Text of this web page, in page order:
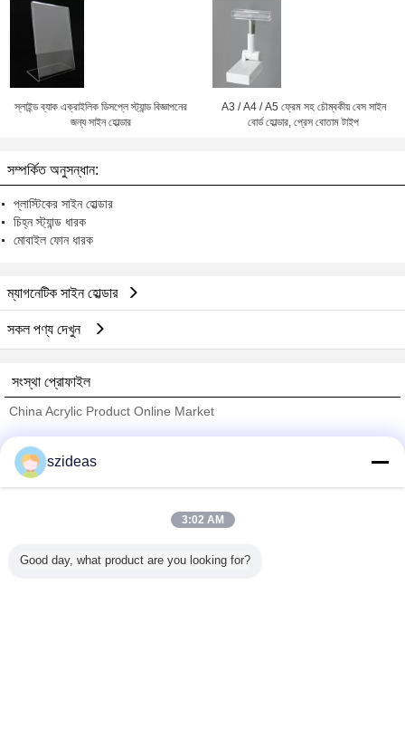
স্লাইন্ড ব্যাক এক্রাইলিক ডিসপ্লে স্ট্যান্ড বিজ্ঞাপনের
জন্য সাইন হোল্ডার
A3 / A4 / A5 ফ্রেম সহ চৌম্বকীয় বেস সাইন
বোর্ড হোল্ডার, প্রেস বোতাম টাইপ
সম্পর্কিত অনুসন্ধান:
প্লাস্টিকের সাইন হোল্ডার
চিহ্ন স্ট্যান্ড ধারক
মোবাইল ফোন ধারক
ম্যাগনেটিক সাইন হোল্ডার
সকল পণ্য দেখুন
সংস্থা প্রোফাইল
China Acrylic Product Online Market
Trust Seal
szideas
3:02 AM
Good day, what product are you looking for?